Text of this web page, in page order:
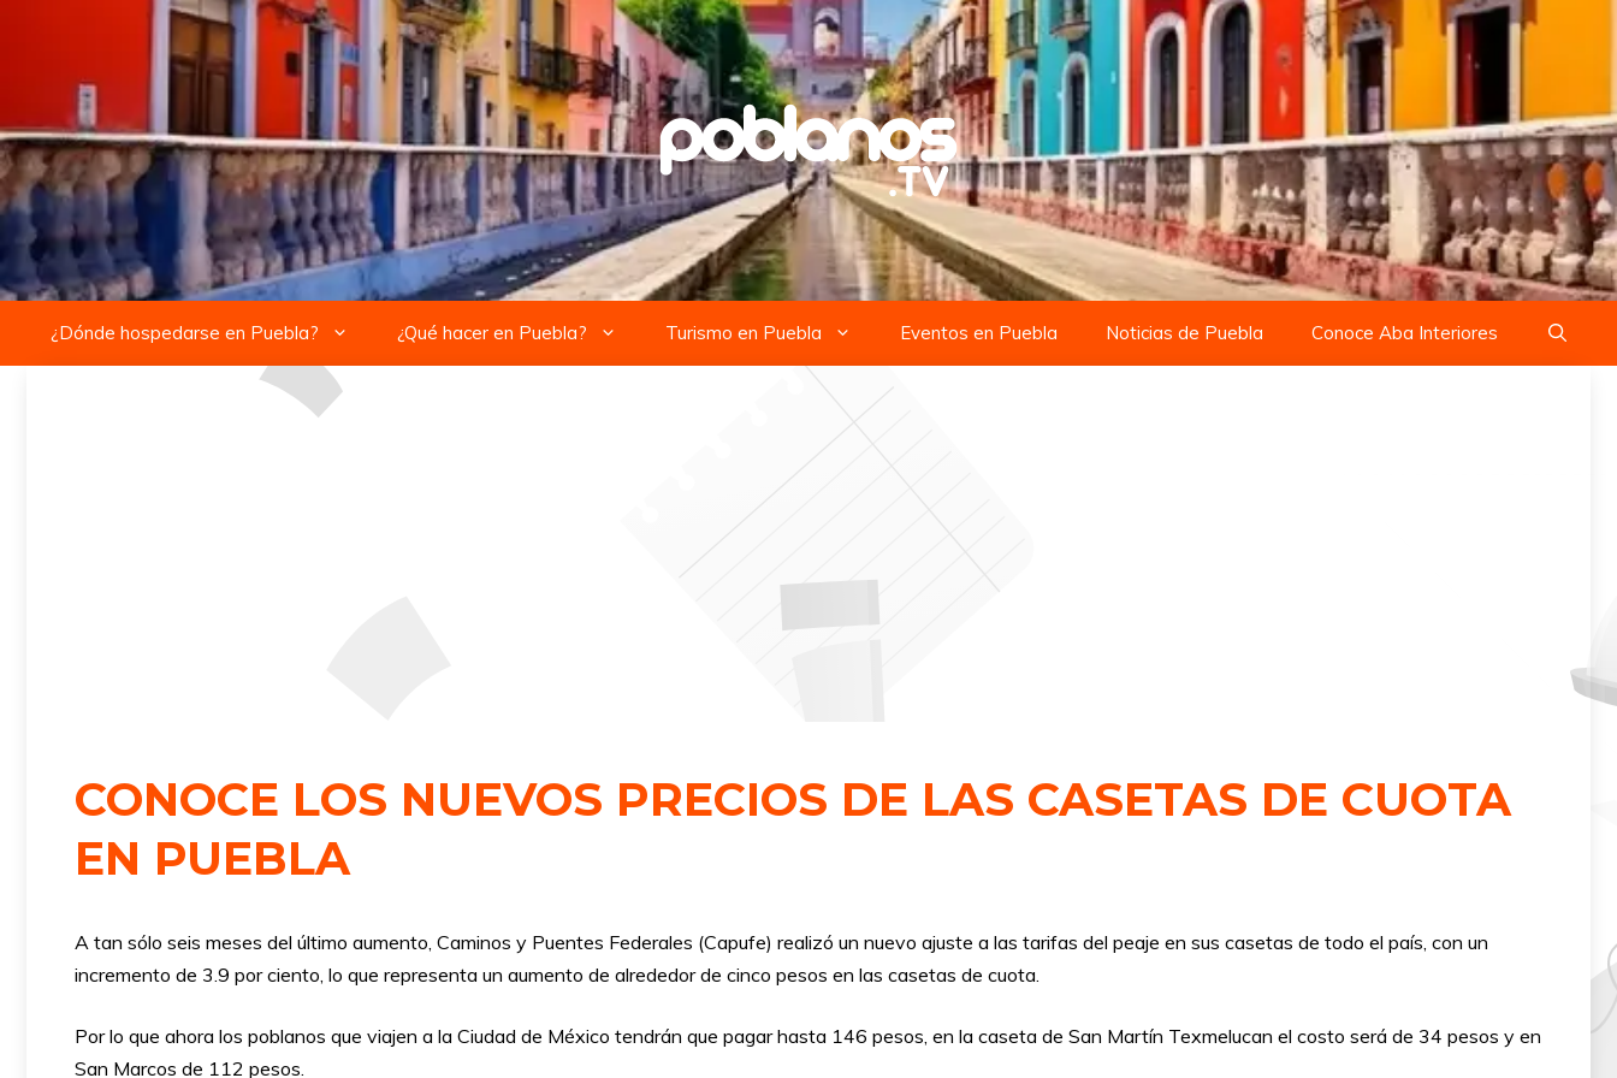
contenido
¿Dónde hospedarse en Puebla? ¿Qué hacer en Puebla? Turismo en Puebla Eventos en Puebla Noticias de Puebla Conoce Aba Interiores
CONOCE LOS NUEVOS PRECIOS DE LAS CASETAS DE CUOTA
EN PUEBLA
A tan sólo seis meses del último aumento, Caminos y Puentes Federales (Capufe) realizó un nuevo ajuste a las tarifas del peaje en sus casetas de todo el país, con un
incremento de 3.9 por ciento, lo que representa un aumento de alrededor de cinco pesos en las casetas de cuota.
Por lo que ahora los poblanos que viajen a la Ciudad de México tendrán que pagar hasta 146 pesos, en la caseta de San Martín Texmelucan el costo será de 34 pesos y en
San Marcos de 112 pesos.